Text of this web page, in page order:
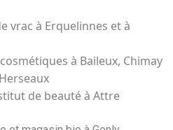
vrac à Erquelinnes et à
à Baileux, Chimay
de beauté à Attre